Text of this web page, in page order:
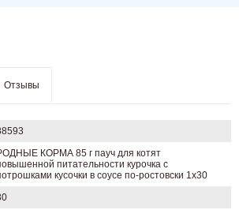
Отзывы
КОРМА 85 г пауч для котят
питательности курочка с
кусочки в соусе по-ростовски 1х30